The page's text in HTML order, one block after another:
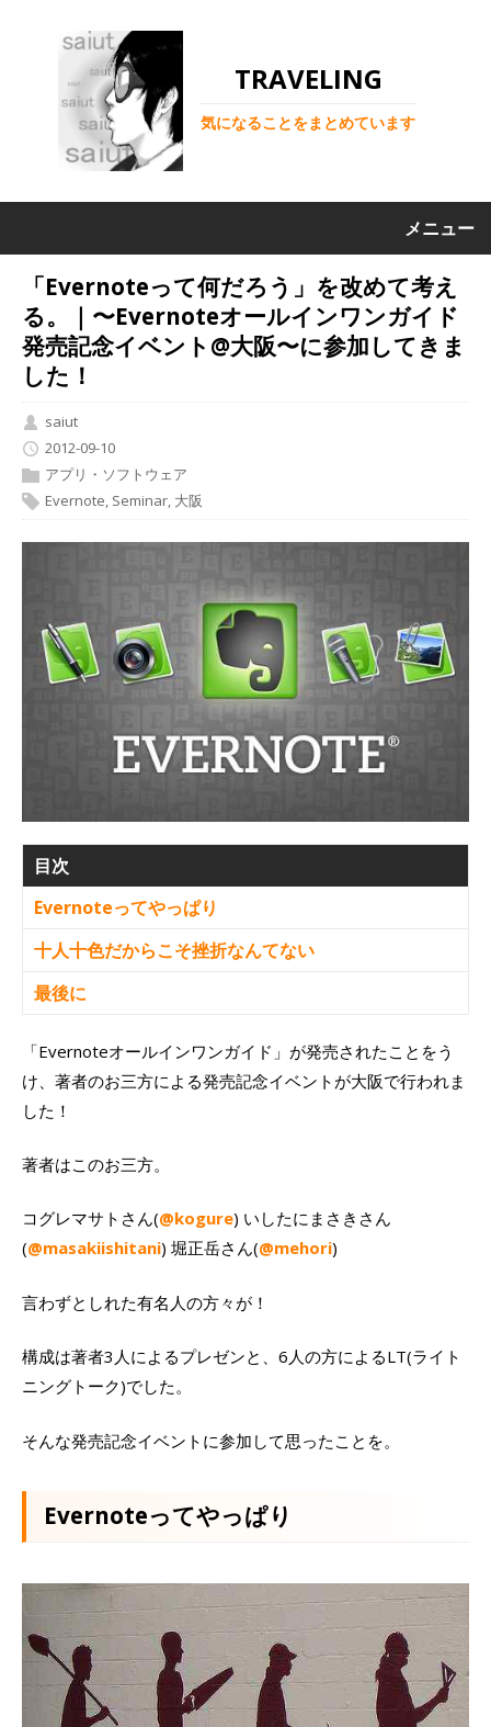
TRAVELING
気になることをまとめています
メニュー
「Evernoteって何だろう」を改めて考え
る。｜〜Evernoteオールインワンガイド
発売記念イベント@大阪〜に参加してきま
した！
saiut
2012-09-10
アプリ・ソフトウェア
Evernote, Seminar, 大阪
目次
Evernoteってやっぱり
十人十色だからこそ挫折なんてない
最後に
「Evernoteオールインワンガイド」が発売されたことをう
け、著者のお三方による発売記念イベントが大阪で行われま
した！
著者はこのお三方。
コグレマサトさん(@kogure) いしたにまさきさん
(@masakiishitani) 堀正岳さん(@mehori)
言わずとしれた有名人の方々が！
構成は著者3人によるプレゼンと、6人の方によるLT(ライト
ニングトーク)でした。
そんな発売記念イベントに参加して思ったことを。
Evernoteってやっぱり